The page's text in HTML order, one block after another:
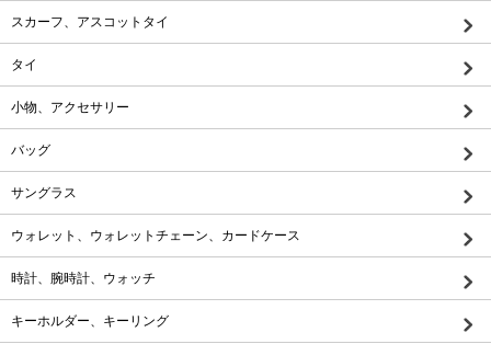
スカーフ、アスコットタイ
タイ
小物、アクセサリー
バッグ
サングラス
ウォレット、ウォレットチェーン、カードケース
時計、腕時計、ウォッチ
キーホルダー、キーリング